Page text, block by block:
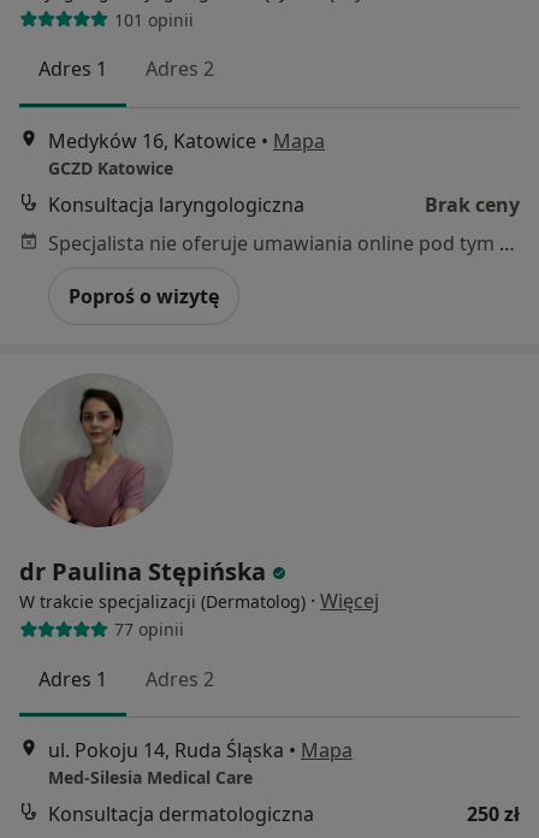
101 opinii
Adres 1 Adres 2
Medyków 16, Katowice • Mapa
GCZD Katowice
Konsultacja laryngologiczna
Brak ceny
Specjalista nie oferuje umawiania online pod tym adresem.
Poproś o wizytę
dr Paulina Stępińska
W trakcie specjalizacji (Dermatolog) · Więcej
77 opinii
Adres 1 Adres 2
ul. Pokoju 14, Ruda Śląska • Mapa
Med-Silesia Medical Care
Konsultacja dermatologiczna
250 zł